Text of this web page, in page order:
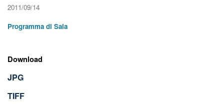
2011/09/14
Programma di Sala
Download
JPG
TIFF